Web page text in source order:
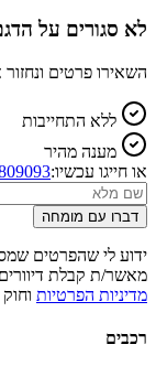
לא סגורים על
השאירו פרטים
ללא התחייבות
מענה מהיר
או חייגו עכשיו:
דברו עם מומחה
ידוע לי שהפרטים
מאשר/ת קבלת
מדיניות הפרטיות
רכבים